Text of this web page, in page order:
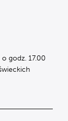
godz. 17.00